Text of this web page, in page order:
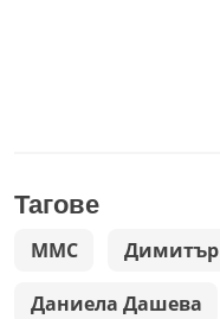
Тагове
ММС
Даниела Дашева